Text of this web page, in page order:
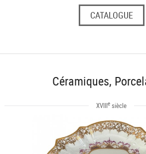
CATALOGUE
Céramiques,
XVIIIe siècle